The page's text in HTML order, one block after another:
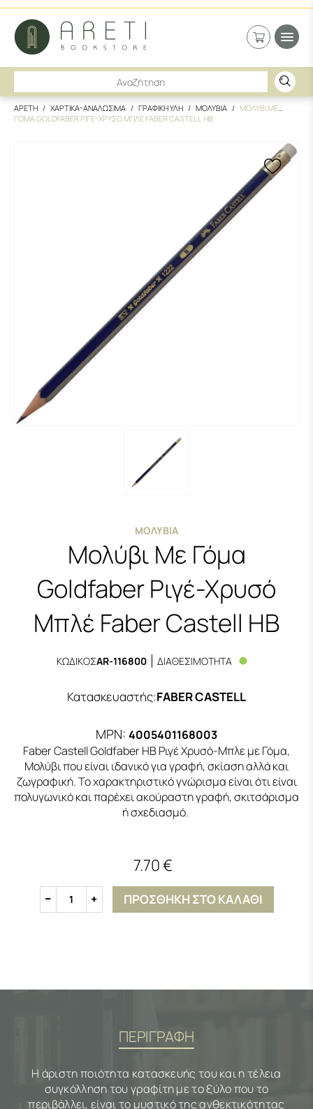
ΑΡΕΤΗ ΧΑΡΤΙΚΑ-ΑΝΑΛΩΣΙΜΑ ΓΡΑΦΙΚΗ ΥΛΗ ΜΟΛΥΒΙΑ
ΜΟΛΥΒΙ ΜΕ
ΓΟΜΑ GOLDFABER ΡΙΓΕ-ΧΡΥΣΟ ΜΠΛΕ FABER CASTELL HB
ΜΟΛΎΒΙΑ
Μολύβι Με Γόμα
Goldfaber Ριγέ-Χρυσό
Μπλέ Faber Castell HB
ΚΩΔΙΚΟΣAR-116800 ΔΙΑΘΕΣΙΜΟΤΗΤΑ
Κατασκευαστής:FABER CASTELL
MPN: 4005401168003
Faber Castell Goldfaber HB Ριγέ Χρυσό-Μπλε με Γόμα,
Μολύβι που είναι ιδανικό για γραφή, σκίαση αλλά και
ζωγραφική. Το χαρακτηριστικό γνώρισμα είναι ότι είναι
πολυγωνικό και παρέχει ακούραστη γραφή, σκιτσάρισμα
ή σχεδιασμό.
7.70 €
1 ΠΡΟΣΘΗΚΗ ΣΤΟ ΚΑΛΑΘΙ
ΠΕΡΙΓΡΑΦΗ
Η άριστη ποιότητα κατασκευής του και η τέλεια
συγκόλληση του γραφίτη με το ξύλο που το
περιβάλλει, είναι το μυστικό της ανθεκτικότητας